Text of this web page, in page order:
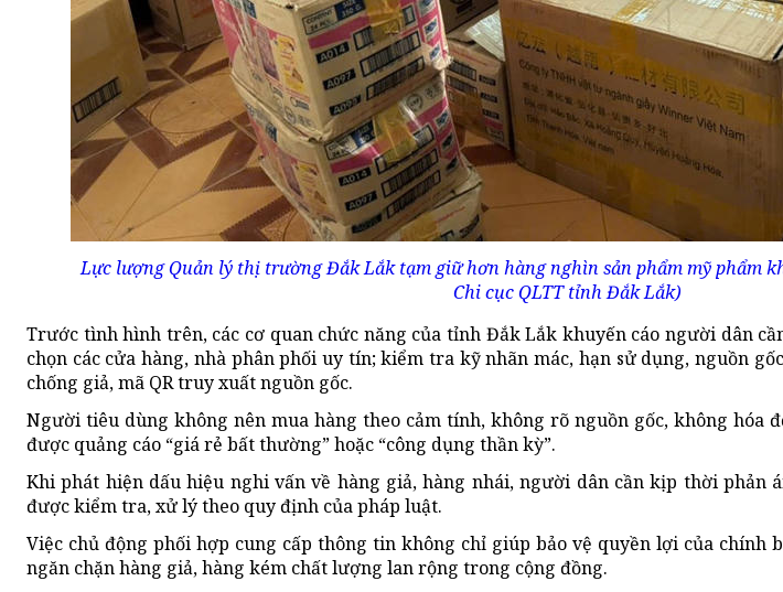
Lực lượng Quản lý thị trường Đắk Lắk tạm giữ hơn hàng nghìn sản phẩm mỹ phẩm
Chi cục QLTT tỉnh Đắk Lắk)
Trước tình hình trên, các cơ quan chức năng của tỉnh Đắk Lắk khuyến cáo người dân
chọn các cửa hàng, nhà phân phối uy tín; kiểm tra kỹ nhãn mác, hạn sử dụng, nguồn
chống giả, mã QR truy xuất nguồn gốc.
Người tiêu dùng không nên mua hàng theo cảm tính, không rõ nguồn gốc, không hóa
được quảng cáo “giá rẻ bất thường” hoặc “công dụng thần kỳ”.
Khi phát hiện dấu hiệu nghi vấn về hàng giả, hàng nhái, người dân cần kịp thời phản
được kiểm tra, xử lý theo quy định của pháp luật.
Việc chủ động phối hợp cung cấp thông tin không chỉ giúp bảo vệ quyền lợi của chính
ngăn chặn hàng giả, hàng kém chất lượng lan rộng trong cộng đồng.